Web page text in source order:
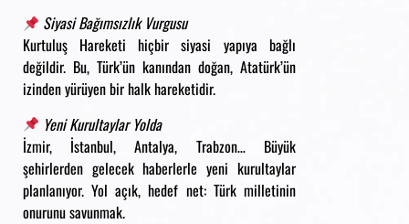
Siyasi Bağımsızlık Vurgusu
Kurtuluş Hareketi hiçbir siyasi yapıya bağlı
değildir. Bu, Türk’ün kanından doğan, Atatürk’ün
izinden yürüyen bir halk hareketidir.
Yeni Kurultaylar Yolda
İzmir, İstanbul, Antalya, Trabzon… Büyük
şehirlerden gelecek haberlerle yeni kurultaylar
planlanıyor. Yol açık, hedef net: Türk milletinin
onurunu savunmak.